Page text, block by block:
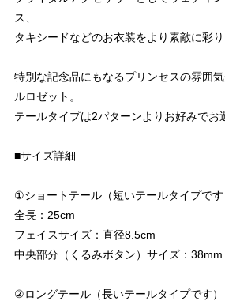
ス、
タキシードなどのお衣装をより素敵に彩り
特別な記念品にもなるプリンセスの雰囲
ルロゼット。
テールタイプは2パターンよりお好みでお
■サイズ詳細
①ショートテール（短いテールタイプです
全長：25cm
フェイスサイズ：直径8.5cm
中央部分（くるみボタン）サイズ：38mm
②ロングテール（長いテールタイプです）